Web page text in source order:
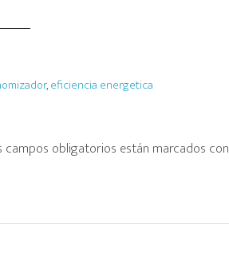
,eficiencia energetica
campos obligatorios están marcados con